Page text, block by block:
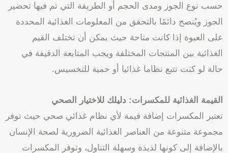
حسب نوع الجوز ومدى الحجم أو الطريقة التي تم فيها تحضير
الجوز ويُنصح دائمًا بالتحقق من المعلومات الغذائية المحددة
على العبوة إذا كانت متاحة حيث يمكن أن تختلف القيم
الغذائية بين المنتجات المختلفة ويجب المتابعة الدقيفة في
حالة لو كنت تتبع نظاما غذائيا أو حمية للتخسيس.
القيمة الغذائية للمكسرات: دليلك للاختيار الصحي
تعتبر المكسرات إضافة قيمة لأي نظام غذائي صحي حيث توفر
مجموعة متنوعة من العناصر الغذائية الضرورية لصحة الإنسان
بالإضافة إلى كونها لذيذة وسهلة التناول، وتوفر المكسرات